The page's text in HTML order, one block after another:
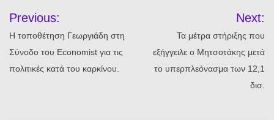
άρθρων
Previous:
Η τοποθέτηση Γεωργιάδη στη
Σύνοδο του Economist για τις
πολιτικές κατά του καρκίνου.
Next:
Τα μέτρα στήριξης που
εξήγγειλε ο Μητσοτάκης μετά
το υπερπλεόνασμα των 12,1
δισ.